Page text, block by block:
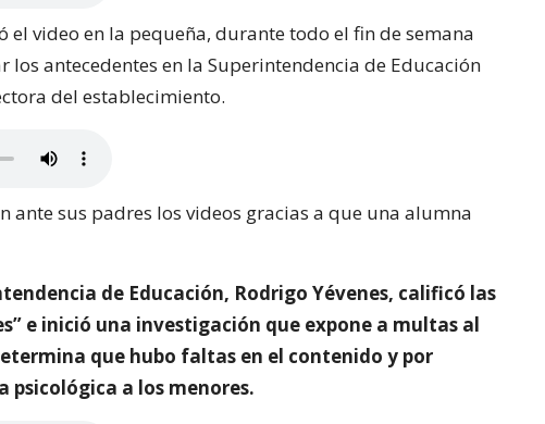
el video en la pequeña, durante todo el fin de semana
los antecedentes en la Superintendencia de Educación
del establecimiento.
ante sus padres los videos gracias a que una alumna
de Educación, Rodrigo Yévenes, calificó las
e inició una investigación que expone a multas al
que hubo faltas en el contenido y por
psicológica a los menores.